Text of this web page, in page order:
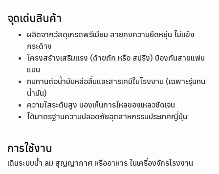
จุดเด่นสินค้า
ผลิตจากวัสดุเกรดพรีเมียม สายคงความยืดหยุ่น ไม่แข็ง
กระด้าง
โครงสร้างเสริมแรง (ด้ายถัก หรือ สปริง) ป้องกันสายแฟบ
แบน
ทนทานต่อน้ำมันหล่อลื่นและสารเคมีในโรงงาน (เฉพาะรุ่นทน
น้ำมัน)
ความใสระดับสูง มองเห็นการไหลของเหลวชัดเจน
ได้มาตรฐานความปลอดภัยอุตสาหกรรมประเทศญี่ปุ่น
การใช้งาน
เดินระบบน้ำ ลม สุญญากาศ หรืออาหาร ในเครื่องจักรโรงงาน